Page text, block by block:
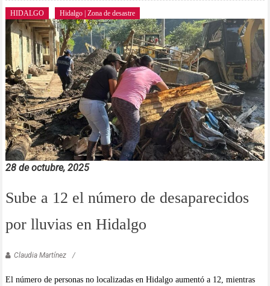
HIDALGO Hidalgo | Zona de desastre
28 de octubre, 2025
Sube a 12 el número de desaparecidos
por lluvias en Hidalgo
Claudia Martínez
El número de personas no localizadas en Hidalgo aumentó a 12, mientras